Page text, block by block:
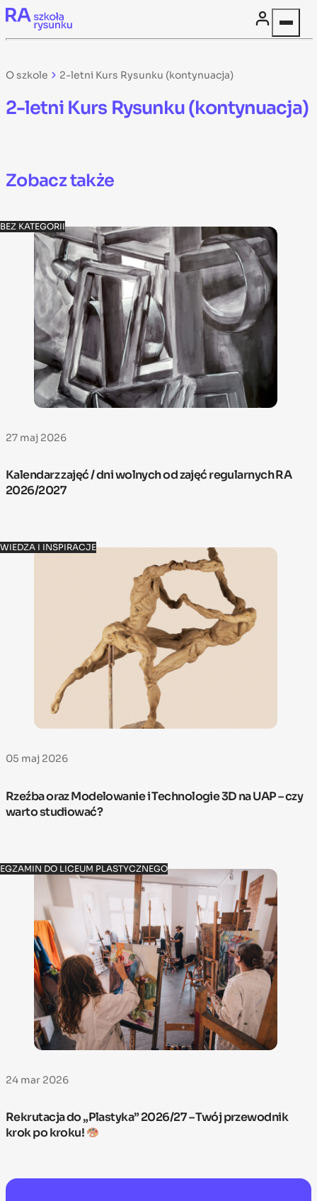
Skip to content
O szkole 2-letni Kurs Rysunku (kontynuacja)
2-letni Kurs Rysunku (kontynuacja)
Zobacz także
BEZ KATEGORII
27 maj 2026
Kalendarz zajęć / dni wolnych od zajęć regularnych RA
2026/2027
WIEDZA I INSPIRACJE
05 maj 2026
Rzeźba oraz Modelowanie i Technologie 3D na UAP – czy
warto studiować?
EGZAMIN DO LICEUM PLASTYCZNEGO
24 mar 2026
Rekrutacja do „Plastyka” 2026/27 – Twój przewodnik
krok po kroku!